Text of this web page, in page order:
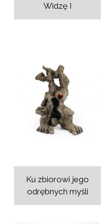
Widzę I
Ku zbiorowi jego
odrębnych myśli